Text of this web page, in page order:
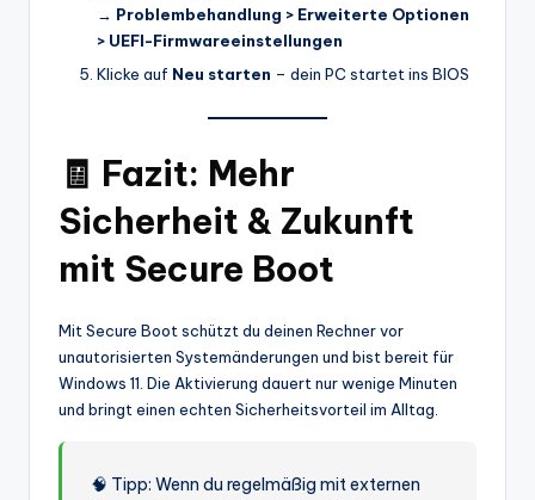
→ Problembehandlung > Erweiterte Optionen
> UEFI-Firmwareeinstellungen
Klicke auf Neu starten – dein PC startet ins BIOS
🧾 Fazit: Mehr
Sicherheit & Zukunft
mit Secure Boot
Mit Secure Boot schützt du deinen Rechner vor
unautorisierten Systemänderungen und bist bereit für
Windows 11. Die Aktivierung dauert nur wenige Minuten
und bringt einen echten Sicherheitsvorteil im Alltag.
🧠 Tipp: Wenn du regelmäßig mit externen